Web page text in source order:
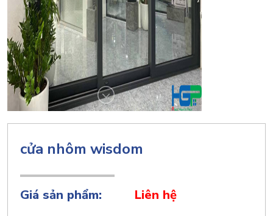
cửa nhôm wisdom
Giá sản phẩm: Liên hệ